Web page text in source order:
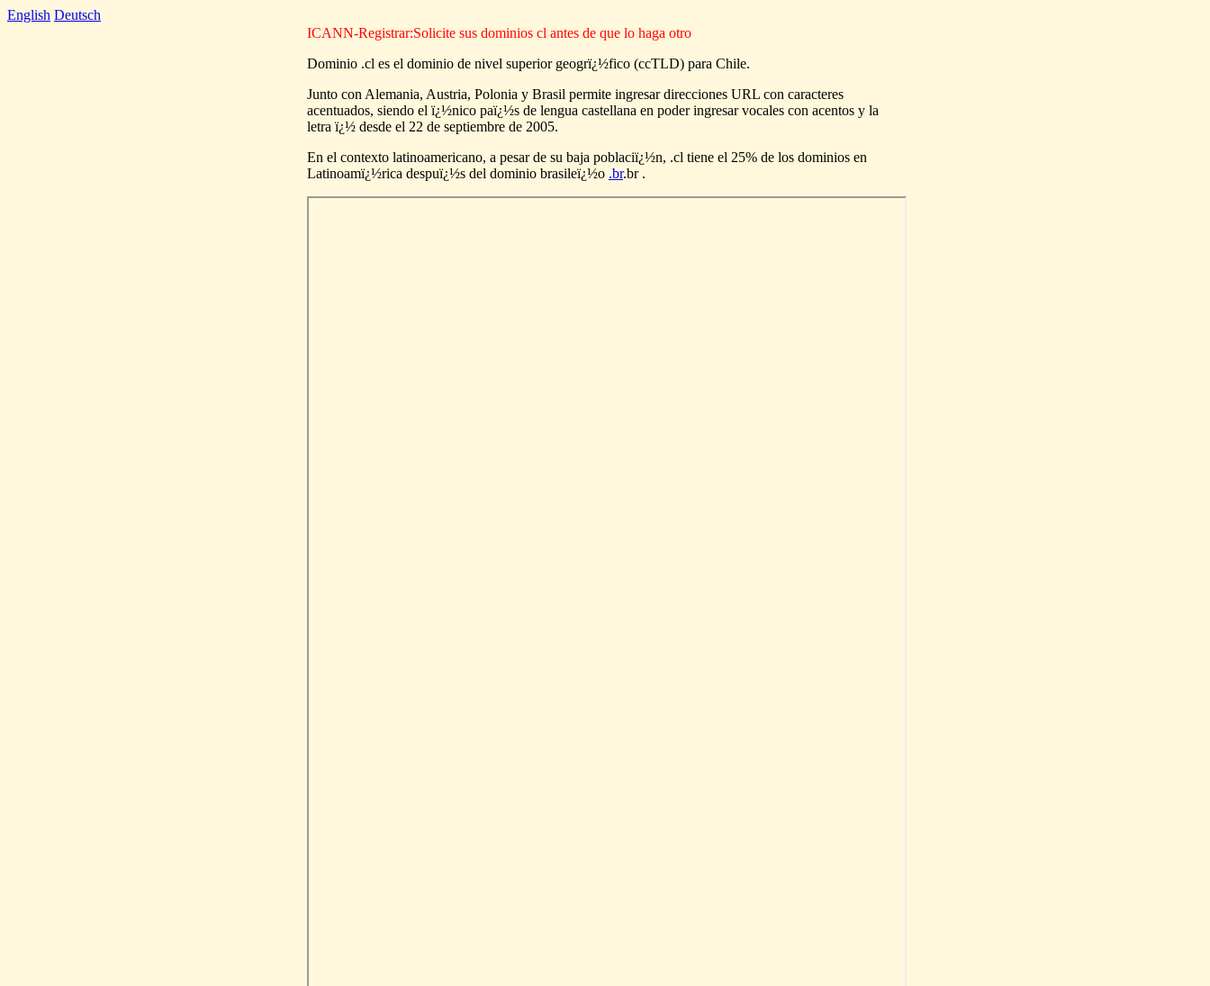
English Deutsch
ICANN-Registrar:Solicite sus dominios cl antes de que lo haga otro
Dominio .cl es el dominio de nivel superior geogrï¿½fico (ccTLD) para Chile.
Junto con Alemania, Austria, Polonia y Brasil permite ingresar direcciones URL con caracteres
acentuados, siendo el ï¿½nico paï¿½s de lengua castellana en poder ingresar vocales con acentos y la
letra ï¿½ desde el 22 de septiembre de 2005.
En el contexto latinoamericano, a pesar de su baja poblaciï¿½n, .cl tiene el 25% de los dominios en
Latinoamï¿½rica despuï¿½s del dominio brasileï¿½o .br.br .